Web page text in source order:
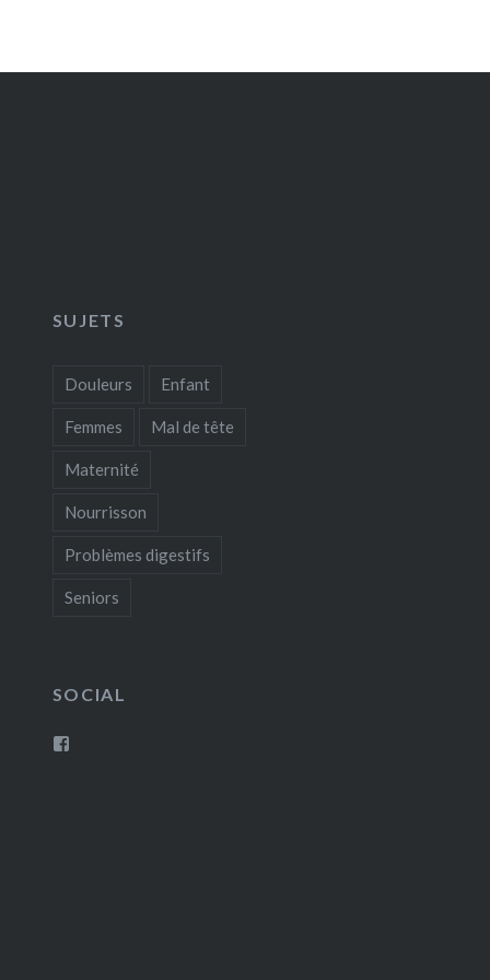
SUJETS
Douleurs Enfant
Femmes Mal de tête
Maternité
Nourrisson
Problèmes digestifs
Seniors
SOCIAL
Voir